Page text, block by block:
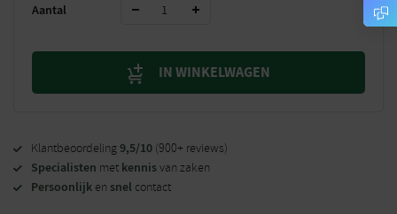
Aantal
IN WINKELWAGEN
Klantbeoordeling9,5/10 (900+ reviews)
Specialisten met kennisvan zaken
Persoonlijk en snel contact